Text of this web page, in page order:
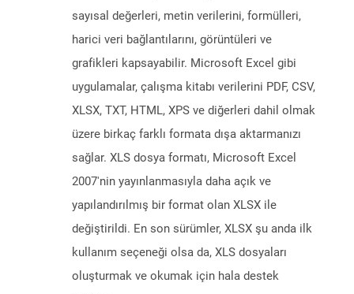
sayısal değerleri, metin verilerini, formülleri,
harici veri bağlantılarını, görüntüleri ve
grafikleri kapsayabilir. Microsoft Excel gibi
uygulamalar, çalışma kitabı verilerini PDF, CSV,
XLSX, TXT, HTML, XPS ve diğerleri dahil olmak
üzere birkaç farklı formata dışa aktarmanızı
sağlar. XLS dosya formatı, Microsoft Excel
2007'nin yayınlanmasıyla daha açık ve
yapılandırılmış bir format olan XLSX ile
değiştirildi. En son sürümler, XLSX şu anda ilk
kullanım seçeneği olsa da, XLS dosyaları
oluşturmak ve okumak için hala destek